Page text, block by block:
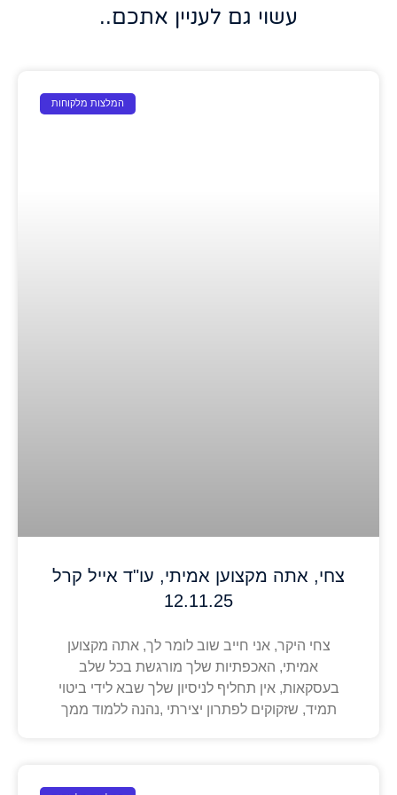
עשוי גם לעניין אתכם..
המלצות מלקוחות
צחי, אתה מקצוען אמיתי, עו"ד אייל קרל
12.11.25
צחי היקר, אני חייב שוב לומר לך, אתה מקצוען
אמיתי, האכפתיות שלך מורגשת בכל שלב
בעסקאות, אין תחליף לניסיון שלך שבא לידי ביטוי
תמיד, שזקוקים לפתרון יצירתי ,נהנה ללמוד ממך